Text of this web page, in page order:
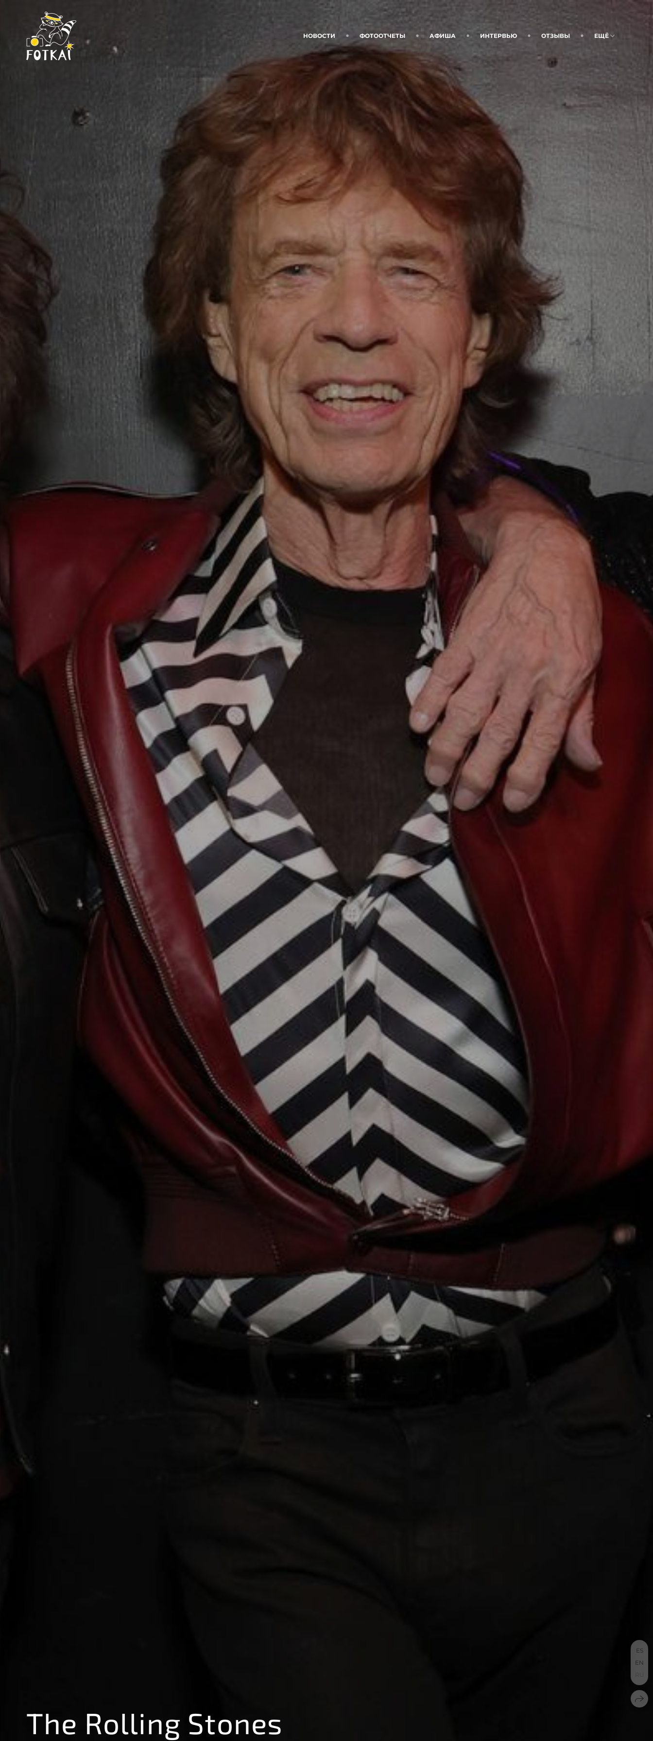
НОВОСТИ ФОТООТЧЕТЫ АФИША ИНТЕРВЬЮ ОТЗЫВЫ ЕЩЁ
The Rolling Stones
ES
EN